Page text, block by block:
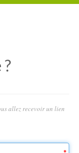
allez recevoir un lien